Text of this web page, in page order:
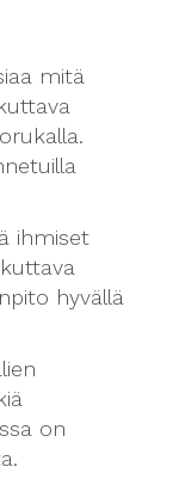
mitä
ihmiset
hyvällä
on